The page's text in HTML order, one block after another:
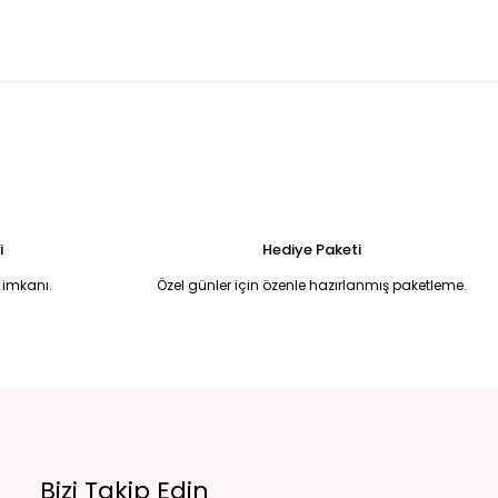
düğmeli sırtı açık balık model şık elbise L
Hediye Paketi
Özel günler için özenle hazırlanmış paketleme.
Bizi Takip Edin